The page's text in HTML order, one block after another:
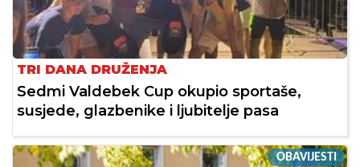
TRI DANA DRUŽENJA
Sedmi Valdebek Cup okupio sportaše,
susjede, glazbenike i ljubitelje pasa
OBAVIJESTI